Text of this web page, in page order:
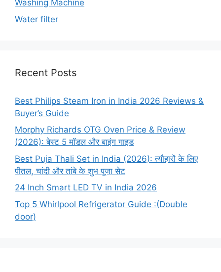
Washing Machine
Water filter
Recent Posts
Best Philips Steam Iron in India 2026 Reviews &
Buyer’s Guide
Morphy Richards OTG Oven Price & Review
(2026): बेस्ट 5 मॉडल और बाइंग गाइड
Best Puja Thali Set in India (2026): त्यौहारों के लिए
पीतल, चांदी और तांबे के शुभ पूजा सेट
24 Inch Smart LED TV in India 2026
Top 5 Whirlpool Refrigerator Guide :(Double
door)